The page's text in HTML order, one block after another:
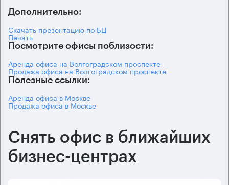
Дополнительно:
Скачать презентацию по БЦ
Печать
Посмотрите офисы поблизости:
Аренда офиса на Волгоградском проспекте
Продажа офиса на Волгоградском проспекте
Полезные ссылки:
Аренда офиса в Москве
Продажа офиса в Москве
Снять офис в ближайших
бизнес-центрах